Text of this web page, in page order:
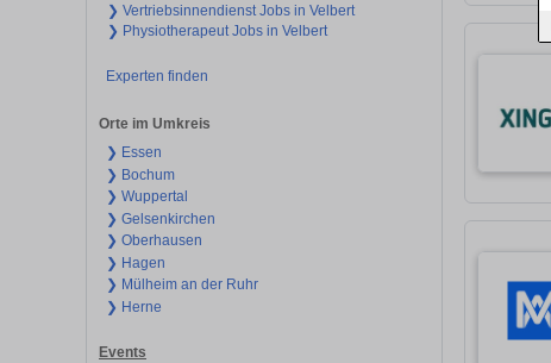
❯ Vertriebsinnendienst Jobs in Velbert
❯ Physiotherapeut Jobs in Velbert
Experten finden
Orte im Umkreis
❯ Essen
❯ Bochum
❯ Wuppertal
❯ Gelsenkirchen
❯ Oberhausen
❯ Hagen
❯ Mülheim an der Ruhr
❯ Herne
Events